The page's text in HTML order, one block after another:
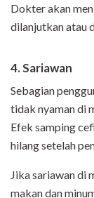
Dokter akan
dilanjutkan atau
4. Sariawan
Sebagian
tidak nyaman di
Efek samping
hilang setelah
Jika sariawan di
makan dan